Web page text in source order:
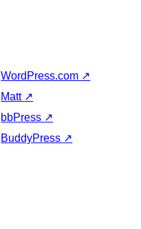
WordPress.com ↗
Matt ↗
bbPress ↗
BuddyPress ↗